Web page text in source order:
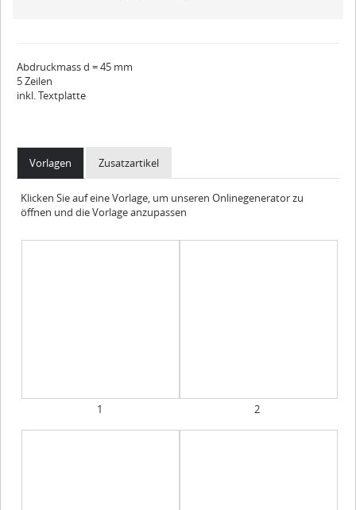
Abdruckmass d = 45 mm
5 Zeilen
inkl. Textplatte
Vorlagen Zusatzartikel
Klicken Sie auf eine Vorlage, um unseren Onlinegenerator zu
öffnen und die Vorlage anzupassen
1 2